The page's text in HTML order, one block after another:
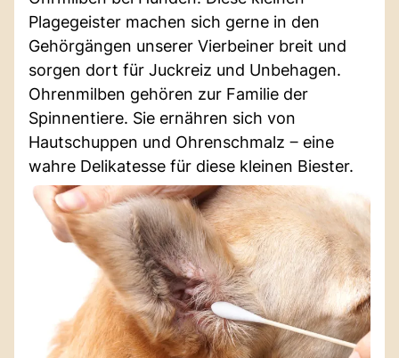
Plagegeister machen sich gerne in den
Gehörgängen unserer Vierbeiner breit und
sorgen dort für Juckreiz und Unbehagen.
Ohrenmilben gehören zur Familie der
Spinnentiere. Sie ernähren sich von
Hautschuppen und Ohrenschmalz ‒ eine
wahre Delikatesse für diese kleinen Biester.